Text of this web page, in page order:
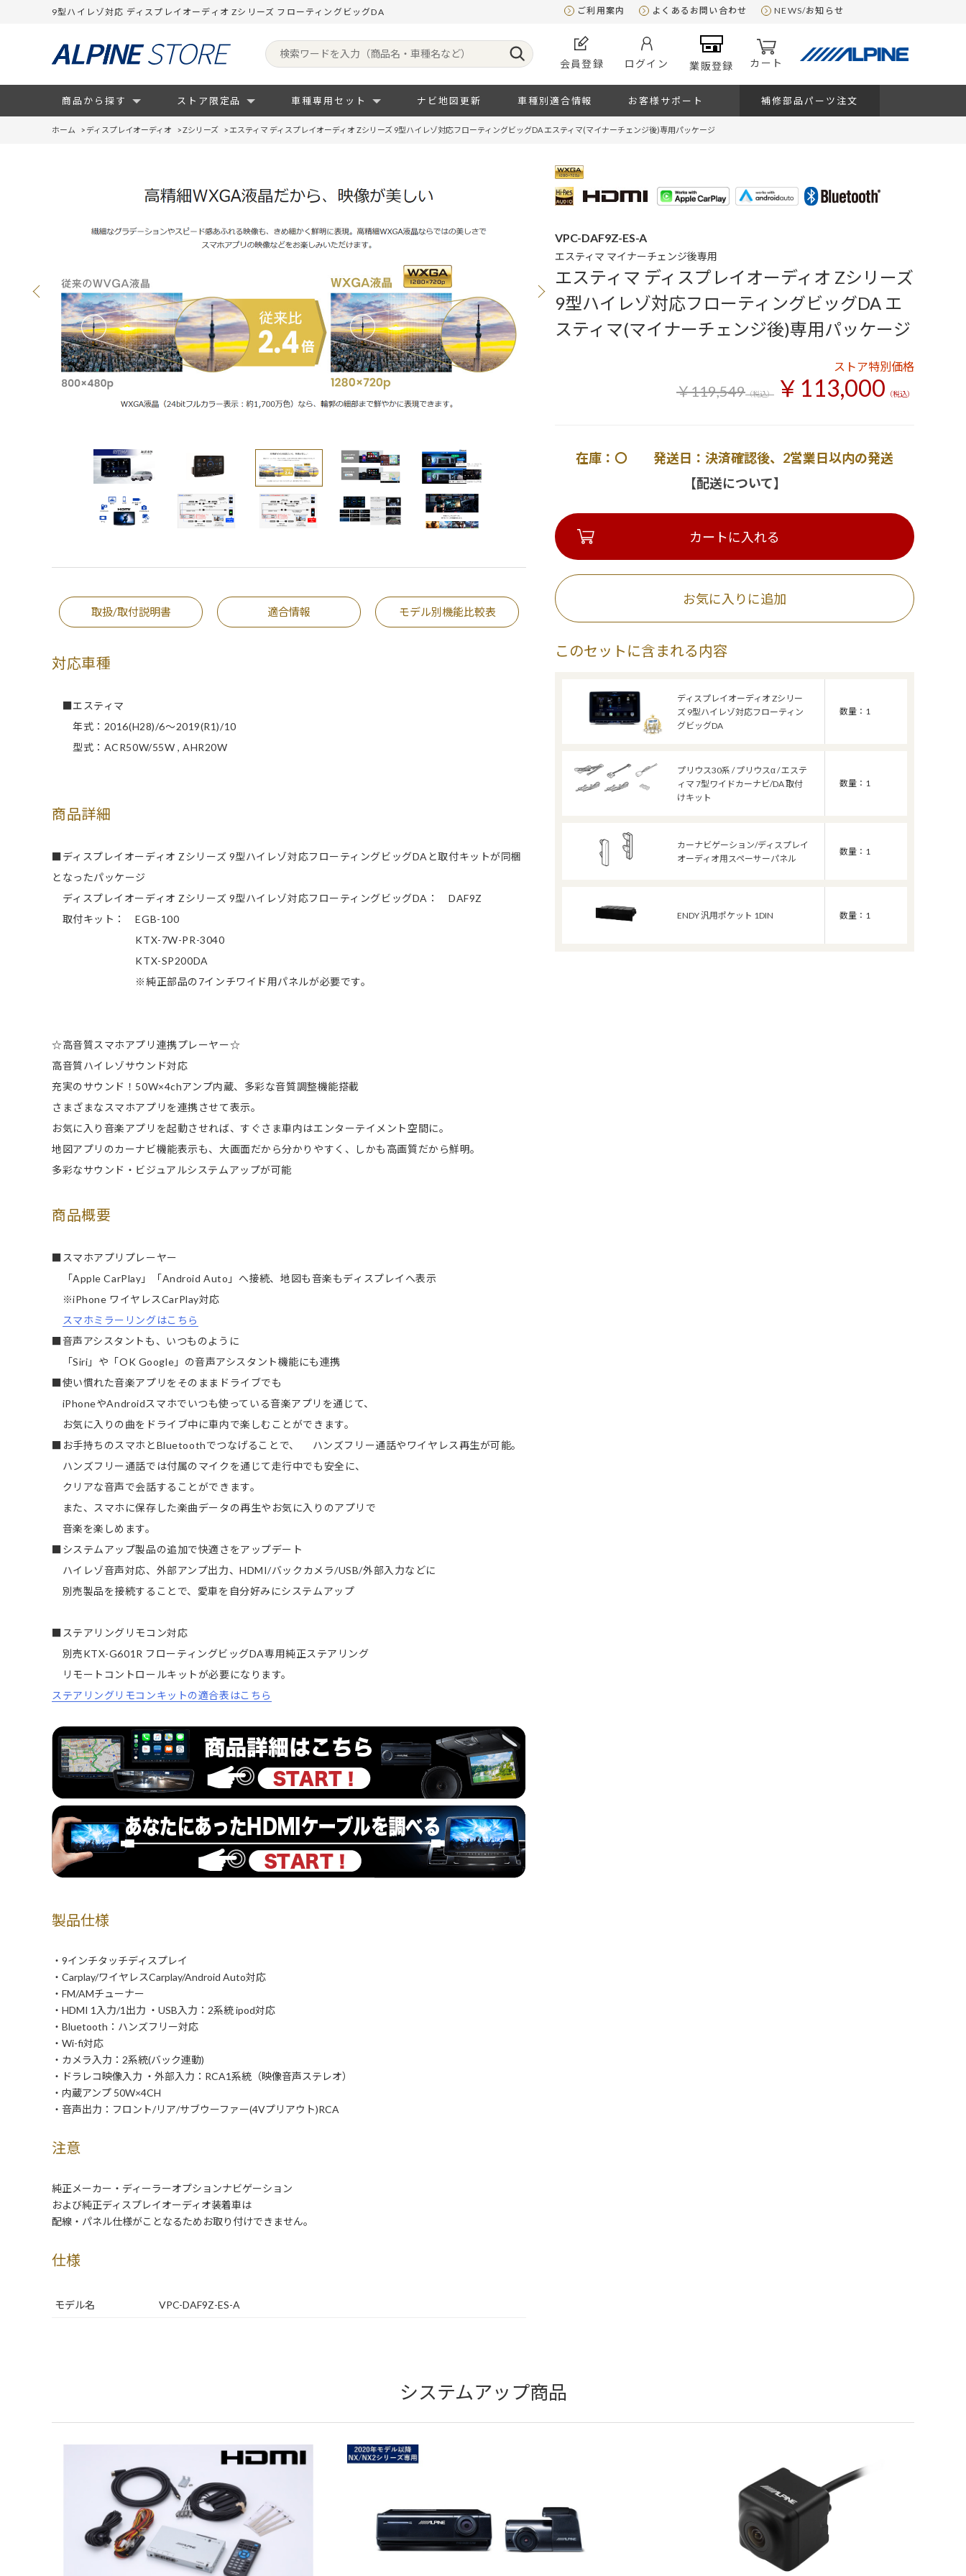
9型ハイレゾ対応 ディスプレイオーディオ Zシリーズ フローティングビッグDA ご利用案内 よくあるお問い合わせ NEWS/お知らせ
会員登録 ログイン 業販登録 カート
商品から探す ストア限定品 車種専用セット ナビ地図更新 車種別適合情報 お客様サポート 補修部品パーツ注文
ホーム > ディスプレイオーディオ >Zシリーズ > エスティマ ディスプレイオーディオ Zシリーズ 9型ハイレゾ対応フローティングビッグDA エスティマ(マイナーチェンジ後)専用パッケージ
取扱/取付説明書 適合情報 モデル別機能比較表
対応車種
■エスティマ
年式：2016(H28)/6～2019(R1)/10
型式：ACR50W/55W , AHR20W
商品詳細
■ディスプレイオーディオ Zシリーズ 9型ハイレゾ対応フローティングビッグDAと取付キットが同梱
となったパッケージ
ディスプレイオーディオ Zシリーズ 9型ハイレゾ対応フローティングビッグDA： DAF9Z
取付キット： EGB-100
KTX-7W-PR-3040
KTX-SP200DA
※純正部品の7インチワイド用パネルが必要です。
☆高音質スマホアプリ連携プレーヤー☆
高音質ハイレゾサウンド対応
充実のサウンド！50W×4chアンプ内蔵、多彩な音質調整機能搭載
さまざまなスマホアプリを連携させて表示。
お気に入り音楽アプリを起動させれば、すぐさま車内はエンターテイメント空間に。
地図アプリのカーナビ機能表示も、大画面だから分かりやすく、しかも高画質だから鮮明。
多彩なサウンド・ビジュアルシステムアップが可能
商品概要
■スマホアプリプレーヤー
「Apple CarPlay」「Android Auto」へ接続、地図も音楽もディスプレイへ表示
※iPhone ワイヤレスCarPlay対応
スマホミラーリングはこちら
■音声アシスタントも、いつものように
「Siri」や「OK Google」の音声アシスタント機能にも連携
■使い慣れた音楽アプリをそのままドライブでも
iPhoneやAndroidスマホでいつも使っている音楽アプリを通じて、
お気に入りの曲をドライブ中に車内で楽しむことができます。
■お手持ちのスマホとBluetoothでつなげることで、 ハンズフリー通話やワイヤレス再生が可能。
ハンズフリー通話では付属のマイクを通じて走行中でも安全に、
クリアな音声で会話することができます。
また、スマホに保存した楽曲データの再生やお気に入りのアプリで
音楽を楽しめます。
■システムアップ製品の追加で快適さをアップデート
ハイレゾ音声対応、外部アンプ出力、HDMI/バックカメラ/USB/外部入力などに
別売製品を接続することで、愛車を自分好みにシステムアップ
■ステアリングリモコン対応
別売KTX-G601R フローティングビッグDA専用純正ステアリング
リモートコントロールキットが必要になります。
ステアリングリモコンキットの適合表はこちら
製品仕様
・9インチタッチディスプレイ
・Carplay/ワイヤレスCarplay/Android Auto対応
・FM/AMチューナー
・HDMI 1入力/1出力 ・USB入力：2系統 ipod対応
・Bluetooth：ハンズフリー対応
・Wi-fi対応
・カメラ入力：2系統(バック連動)
・ドラレコ映像入力 ・外部入力：RCA1系統（映像音声ステレオ）
・内蔵アンプ 50W×4CH
・音声出力：フロント/リア/サブウーファー(4Vプリアウト)RCA
注意
純正メーカー・ディーラーオプションナビゲーション
および純正ディスプレイオーディオ装着車は
配線・パネル仕様がことなるためお取り付けできません。
仕様
モデル名 VPC-DAF9Z-ES-A
エスティマ マイナーチェンジ後専用
VPC-DAF9Z-ES-A
エスティマ ディスプレイオーディオ Zシリーズ
9型ハイレゾ対応フローティングビッグDA エ
スティマ(マイナーチェンジ後)専用パッケージ
ストア特別価格
￥119,549（税込） ￥113,000 （税込）
在庫：〇 発送日：決済確認後、2営業日以内の発送
【配送について】
カートに入れる
このセットに含まれる内容
ディスプレイオーディオ Zシリー
ズ 9型ハイレゾ対応フローティン
グビッグDA
数量：1
プリウス30系 / プリウスα / エステ
ィマ 7型ワイドカーナビ/DA 取付
けキット
数量：1
カーナビゲーション/ディスプレイ
オーディオ用スペーサーパネル
数量：1
ENDY 汎用ポケット 1DIN 数量：1
お気に入りに追加
システムアップ商品